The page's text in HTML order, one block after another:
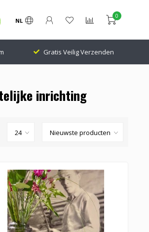
NL
0
Gratis Veilig Verzenden
inrichting